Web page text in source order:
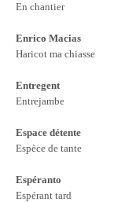
En chantier
Enrico Macias
Haricot ma chiasse
Entregent
Entrejambe
Espace détente
Espèce de tante
Espéranto
Espérant tard